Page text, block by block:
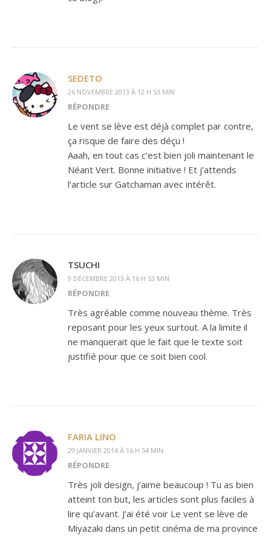
SEDETO
26 NOVEMBRE 2013 À 12 H 53 MIN
RÉPONDRE
Le vent se lève est déjà complet par contre,
ça risque de faire des déçu !
Aaah, en tout cas c’est bien joli maintenant le
Néant Vert. Bonne initiative ! Et j’attends
l’article sur Gatchaman avec intérêt.
TSUCHI
9 DÉCEMBRE 2013 À 16 H 53 MIN
RÉPONDRE
Très agréable comme nouveau thème. Très
reposant pour les yeux surtout. A la limite il
ne manquerait que le fait que le texte soit
justifié pour que ce soit bien cool.
FARIA LINO
29 JANVIER 2014 À 16 H 54 MIN
RÉPONDRE
Très joli design, j’aime beaucoup ! Tu as bien
atteint ton but, les articles sont plus faciles à
lire qu’avant. J’ai été voir Le vent se lève de
Miyazaki dans un petit cinéma de ma province